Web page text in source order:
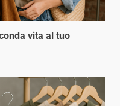
vita al tuo